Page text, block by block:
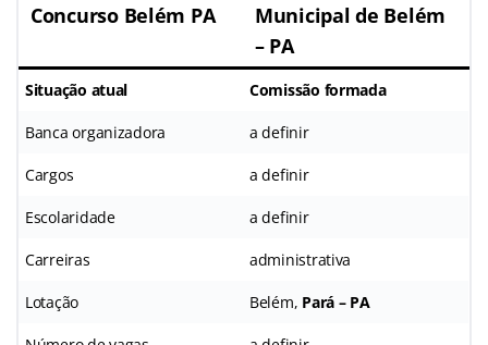
Concurso Belém PA
Municipal de Belém
– PA
Situação atual Comissão formada
Banca organizadora a definir
Cargos a definir
Escolaridade a definir
Carreiras administrativa
Lotação Belém, Pará – PA